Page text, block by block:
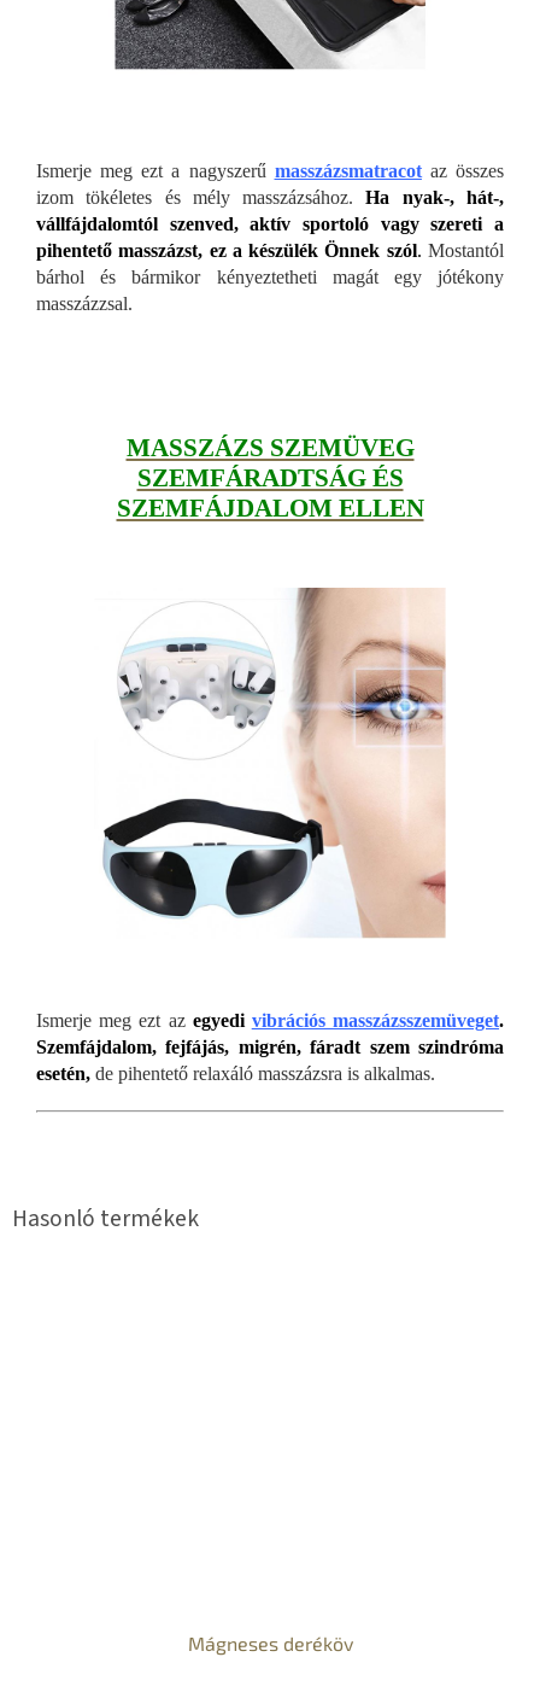
Ismerje meg ezt a nagyszerű masszázsmatracotaz összes
izom tökéletes és mély masszázsához.Ha nyak-, hát-,
vállfájdalomtól szenved, aktív sportoló vagy szereti a
pihentető masszázst, ez a készülék Önnek szól. Mostantól
bárhol és bármikor kényeztetheti magát egy jótékony
masszázzsal.
MASSZÁZS SZEMÜVEG
SZEMFÁRADTSÁG ÉS
SZEMFÁJDALOM ELLEN
Ismerje meg ezt az egyedi vibrációs masszázsszemüveget.
Szemfájdalom, fejfájás, migrén, fáradt szem szindróma
esetén, de pihentető relaxáló masszázsra is alkalmas.
Mágneses deréköv